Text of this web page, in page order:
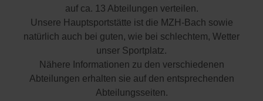
auf ca. 13 Abteilungen verteilen.
Unsere Hauptsportstätte ist die MZH-Bach sowie
natürlich auch bei guten, wie bei schlechtem, Wetter
unser Sportplatz.
Nähere Informationen zu den verschiedenen
Abteilungen erhalten sie auf den entsprechenden
Abteilungsseiten.